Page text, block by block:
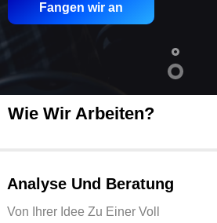
Fangen wir an
Wie Wir Arbeiten?
Analyse Und Beratung
Von Ihrer Idee Zu Einer Voll